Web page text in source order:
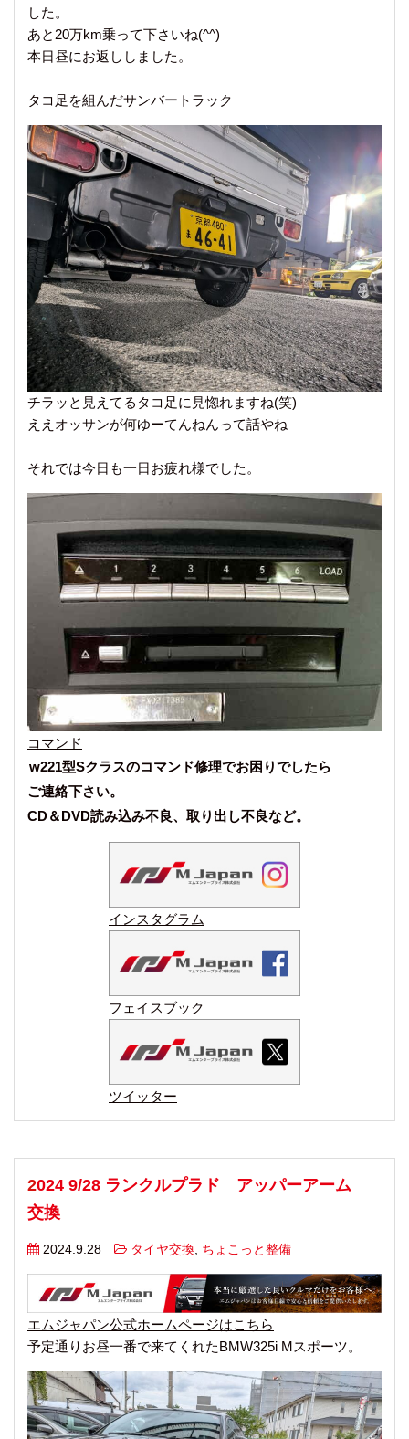
した。
あと20万km乗って下さいね(^^)
本日昼にお返ししました。
タコ足を組んだサンバートラック
チラッと見えてるタコ足に見惚れますね(笑)
ええオッサンが何ゆーてんねんって話やね
それでは今日も一日お疲れ様でした。
コマンド
w221型Sクラスのコマンド修理でお困りでしたら
ご連絡下さい。
CD＆DVD読み込み不良、取り出し不良など。
インスタグラム
フェイスブック
ツイッター
2024 9/28 ランクルプラド アッパーアーム
交換
2024.9.28 タイヤ交換 ちょこっと整備
エムジャパン公式ホームページはこちら
予定通りお昼一番で来てくれたBMW325i Mスポーツ。